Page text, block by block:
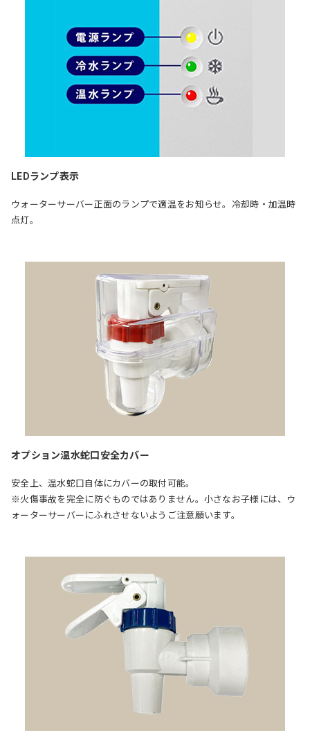
LEDランプ表示
ウォーターサーバー正面のランプで適温をお知らせ。冷却時・加温時
点灯。
オプション温水蛇口安全カバー
安全上、温水蛇口自体にカバーの取付可能。
※火傷事故を完全に防ぐものではありません。小さなお子様には、ウ
ォーターサーバーにふれさせないようご注意願います。